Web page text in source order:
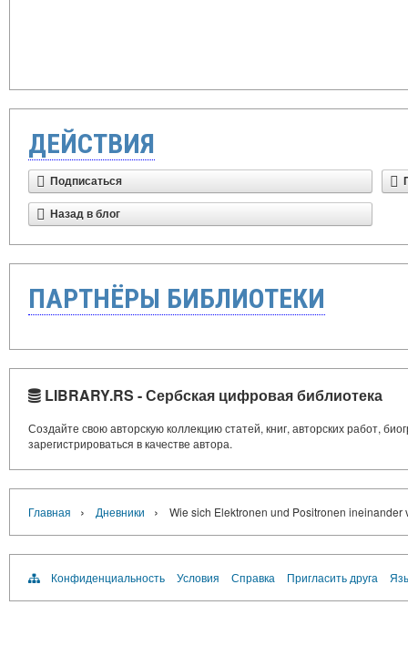
ДЕЙСТВИЯ
Подписаться
Назад в блог
ПАРТНЁРЫ БИБЛИОТЕКИ
LIBRARY.RS - Сербская цифровая библиотека
Создайте свою авторскую коллекцию статей, книг, авторских работ,
зарегистрироваться в качестве автора.
Главная › Дневники › Wie sich Elektronen und Positronen ineinander
Конфиденциальность Условия Справка Пригласить друга